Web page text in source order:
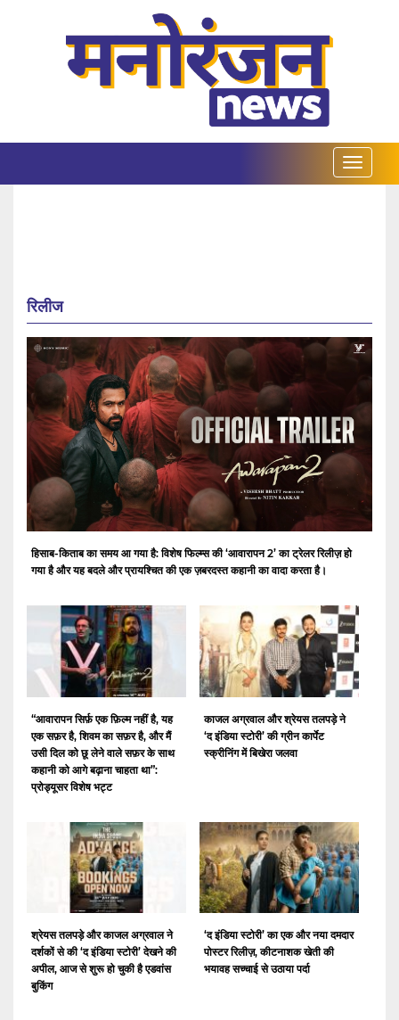
रिलीज
हिसाब-किताब का समय आ गया है: विशेष फिल्म्स की ‘आवारापन 2’ का ट्रेलर रिलीज़ हो
गया है और यह बदले और प्रायश्चित की एक ज़बरदस्त कहानी का वादा करता है।
“आवारापन सिर्फ़ एक फ़िल्म नहीं है, यह
एक सफ़र है, शिवम का सफ़र है, और मैं
उसी दिल को छू लेने वाले सफ़र के साथ
कहानी को आगे बढ़ाना चाहता था”:
प्रोड्यूसर विशेष भट्ट
काजल अग्रवाल और श्रेयस तलपड़े ने
‘द इंडिया स्टोरी’ की ग्रीन कार्पेट
स्क्रीनिंग में बिखेरा जलवा
श्रेयस तलपड़े और काजल अग्रवाल ने
दर्शकों से की ‘द इंडिया स्टोरी’ देखने की
अपील, आज से शुरू हो चुकी है एडवांस
बुकिंग
‘द इंडिया स्टोरी’ का एक और नया दमदार
पोस्टर रिलीज़, कीटनाशक खेती की
भयावह सच्चाई से उठाया पर्दा